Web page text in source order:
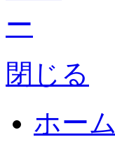
閉じる
ホーム